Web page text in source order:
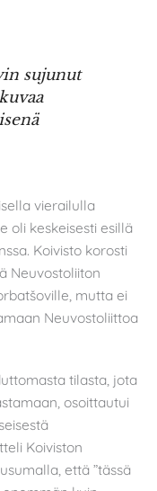
sujunut
vierailulla
oli keskeisesti esillä
Koivisto korosti
Neuvostoliiton
mutta ei
Neuvostoliittoa
tilasta, jota
osoittautui
Koiviston
että ”tässä